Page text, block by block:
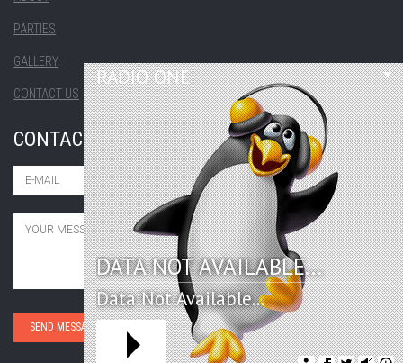
DATA NOT AVAILABLE...
Data Not Available...
RADIO ONE
PARTIES
GALLERY
CONTACT US
CONTACT US